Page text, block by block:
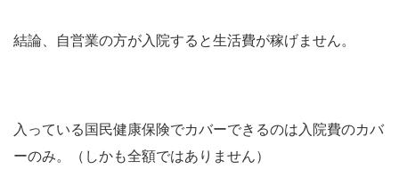
結論、自営業の方が入院すると生活費が稼げません。
入っている国民健康保険でカバーできるのは入院費のカバ
ーのみ。（しかも全額ではありません）